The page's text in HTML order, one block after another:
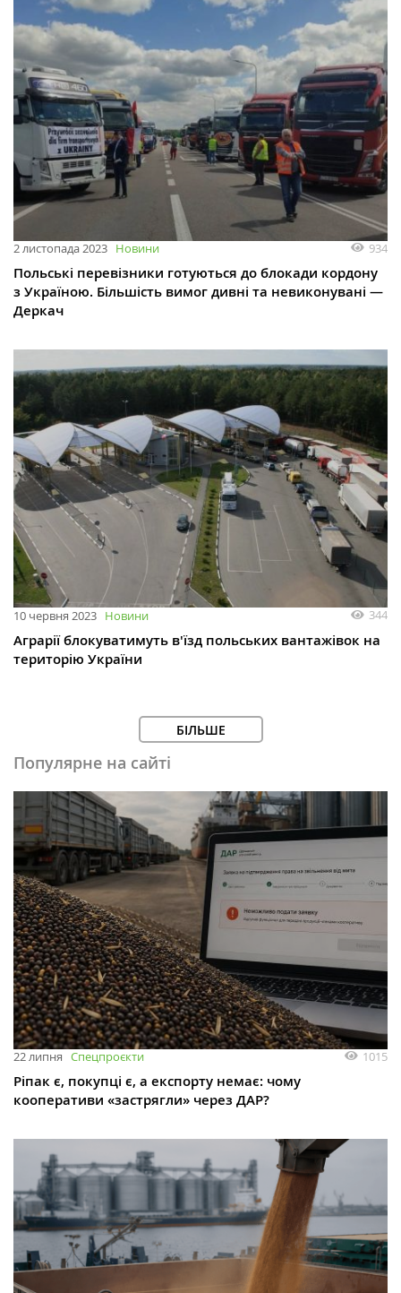
2 листопада 2023 Новини 934
Польські перевізники готуються до блокади кордону
з Україною. Більшість вимог дивні та невиконувані —
Деркач
10 червня 2023 Новини 344
Аграрії блокуватимуть в'їзд польських вантажівок на
територію України
БІЛЬШЕ
Популярне на сайті
22 липня Спецпроєкти 1015
Ріпак є, покупці є, а експорту немає: чому
кооперативи «застрягли» через ДАР?